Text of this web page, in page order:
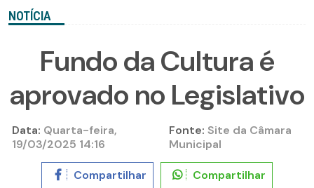
NOTÍCIA
Fundo da Cultura é
aprovado no Legislativo
Data: Quarta-feira,
19/03/2025 14:16
Fonte: Site da Câmara
Municipal
Compartilhar Compartilhar